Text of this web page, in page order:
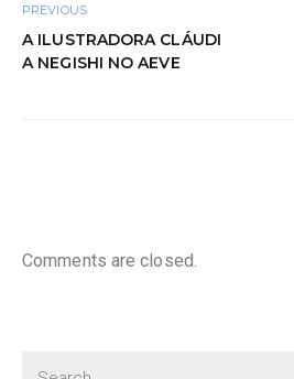
PREVIOUS
A ILUSTRADORA CLÁUDI
A NEGISHI NO AEVE
Comments are closed.